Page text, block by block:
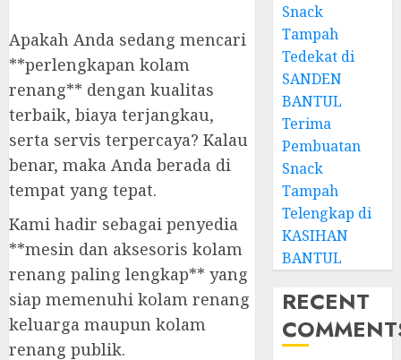
Apakah Anda sedang mencari
**perlengkapan kolam
renang** dengan kualitas
terbaik, biaya terjangkau,
serta servis terpercaya? Kalau
benar, maka Anda berada di
tempat yang tepat.
Kami hadir sebagai penyedia
**mesin dan aksesoris kolam
renang paling lengkap** yang
siap memenuhi kolam renang
keluarga maupun kolam
renang publik.
Snack
Tampah
Tedekat di
SANDEN
BANTUL
Terima
Pembuatan
Snack
Tampah
Telengkap di
KASIHAN
BANTUL
RECENT